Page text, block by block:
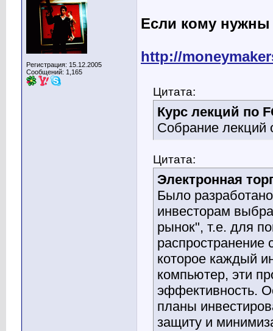
Регистрация: 15.12.2005
Сообщений: 1,165
Если кому нужны
http://
Цитата:
Курс лекций по
Собрание лекций
Цитата:
Электронная
Было
инвесторам
рынок", т.е. для
распространение
которое каждый
компьютер, эти
эффективность.
планы
защиту и